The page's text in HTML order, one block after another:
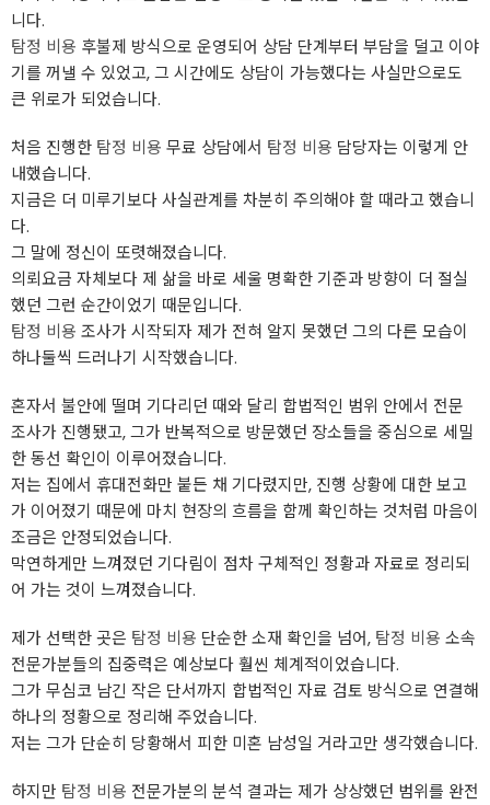
니다.
탐정 비용 후불제 방식으로 운영되어 상담 단계부터 부담을 덜고 이야
기를 꺼낼 수 있었고, 그 시간에도 상담이 가능했다는 사실만으로도
큰 위로가 되었습니다.
처음 진행한 탐정 비용 무료 상담에서 탐정 비용 담당자는 이렇게 안
내했습니다.
지금은 더 미루기보다 사실관계를 차분히 주의해야 할 때라고 했습니
다.
그 말에 정신이 또렷해졌습니다.
의뢰요금 자체보다 제 삶을 바로 세울 명확한 기준과 방향이 더 절실
했던 그런 순간이었기 때문입니다.
탐정 비용 조사가 시작되자 제가 전혀 알지 못했던 그의 다른 모습이
하나둘씩 드러나기 시작했습니다.
혼자서 불안에 떨며 기다리던 때와 달리 합법적인 범위 안에서 전문
조사가 진행됐고, 그가 반복적으로 방문했던 장소들을 중심으로 세밀
한 동선 확인이 이루어졌습니다.
저는 집에서 휴대전화만 붙든 채 기다렸지만, 진행 상황에 대한 보고
가 이어졌기 때문에 마치 현장의 흐름을 함께 확인하는 것처럼 마음이
조금은 안정되었습니다.
막연하게만 느껴졌던 기다림이 점차 구체적인 정황과 자료로 정리되
어 가는 것이 느껴졌습니다.
제가 선택한 곳은 탐정 비용 단순한 소재 확인을 넘어, 탐정 비용 소속
전문가분들의 집중력은 예상보다 훨씬 체계적이었습니다.
그가 무심코 남긴 작은 단서까지 합법적인 자료 검토 방식으로 연결해
하나의 정황으로 정리해 주었습니다.
저는 그가 단순히 당황해서 피한 미혼 남성일 거라고만 생각했습니다.
하지만 탐정 비용 전문가분의 분석 결과는 제가 상상했던 범위를 완전